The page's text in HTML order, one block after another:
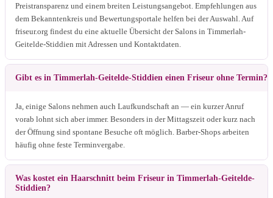
Preistransparenz und einem breiten Leistungsangebot. Empfehlungen aus
dem Bekanntenkreis und Bewertungsportale helfen bei der Auswahl. Auf
friseur.org findest du eine aktuelle Übersicht der Salons in Timmerlah-
Geitelde-Stiddien mit Adressen und Kontaktdaten.
Gibt es in Timmerlah-Geitelde-Stiddien einen Friseur ohne Termin?
Ja, einige Salons nehmen auch Laufkundschaft an — ein kurzer Anruf
vorab lohnt sich aber immer. Besonders in der Mittagszeit oder kurz nach
der Öffnung sind spontane Besuche oft möglich. Barber-Shops arbeiten
häufig ohne feste Terminvergabe.
Was kostet ein Haarschnitt beim Friseur in Timmerlah-Geitelde-
Stiddien?